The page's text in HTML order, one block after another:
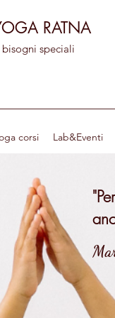
RATNA
speciali
corsi Lab&Eventi